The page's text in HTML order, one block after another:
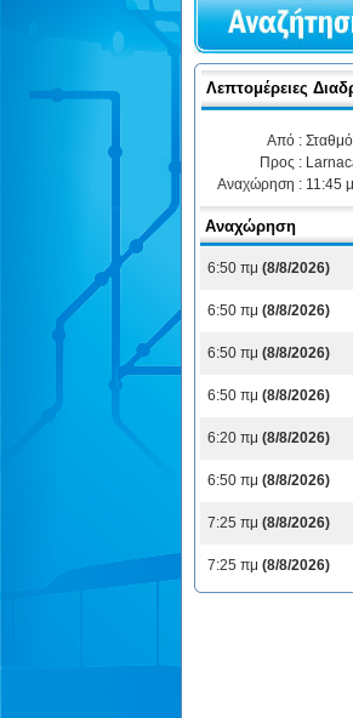
Λεπτομέρειες
Από :
Προς :
Αναχώρηση : 11:45
Αναχώρηση
6:50 πμ (8/8/2026)
6:50 πμ (8/8/2026)
6:50 πμ (8/8/2026)
6:50 πμ (8/8/2026)
6:20 πμ (8/8/2026)
6:50 πμ (8/8/2026)
7:25 πμ (8/8/2026)
7:25 πμ (8/8/2026)